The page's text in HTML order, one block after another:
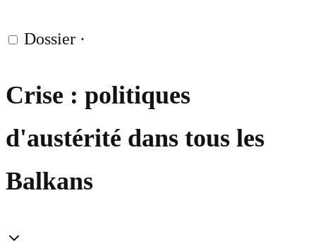
Dossier ·
Crise : politiques
d'austérité dans tous les
Balkans